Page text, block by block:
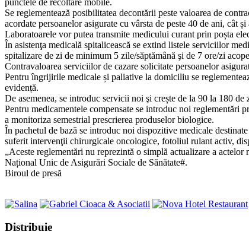
Se reglementează posibilitatea decontării peste valoarea de
acordate persoanelor asigurate cu vârsta de peste 40 de ani, cât
Laboratoarele vor putea transmite medicului curant prin poșta
În asistenţa medicală spitalicească se extind listele serviciilor
spitalizare de zi de minimum 5 zile/săptămână şi de 7 ore/zi
Contravaloarea serviciilor de cazare solicitate persoanelor
Pentru îngrijirile medicale și paliative la domiciliu se
evidență.
De asemenea, se introduc servicii noi şi crește de la 90 la 180
Pentru medicamentele compensate se introduc noi reglementări
a monitoriza semestrial prescrierea produselor biologice.
În pachetul de bază se introduc noi dispozitive medicale
suferit intervenţii chirurgicale oncologice, fotoliul rulant activ,
„Aceste reglementări nu reprezintă o simplă actualizare a
Național Unic de Asigurări Sociale de Sănătate#.
Biroul de presă
DistribuieShare